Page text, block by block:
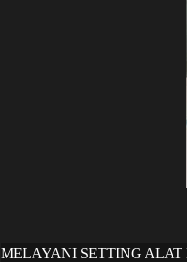
MELAYANI SETTING